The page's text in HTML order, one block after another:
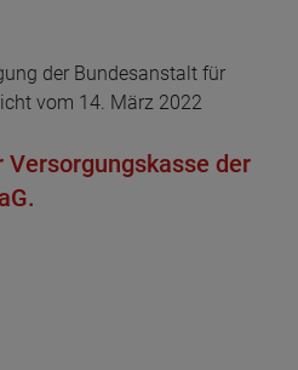
der Bundesanstalt für
vom 14. März 2022
Ver­sor­gungs­kasse der